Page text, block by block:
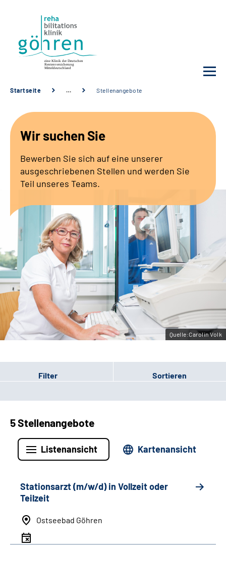
Ihre Reha
Krankheitsbilder
Karriere
Erweiterte Suche
Leichte Sprache
Gebärdensprache
Startseite … Stellenangebote
Wir suchen Sie
Bewerben Sie sich auf eine unserer
ausgeschriebenen Stellen und werden Sie
Teil unseres Teams.
Quelle:Carolin Volk
Filter Sortieren
5 Stellenangebote
Listenansicht Kartenansicht
Stationsarzt (m/w/d) in Vollzeit oder
Teilzeit
Ostseebad Göhren